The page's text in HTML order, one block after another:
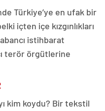
Türkiye’ye en ufak bir
içten içe kızgınlıkları
istihbarat
terör örgütlerine
kim koydu? Bir tekstil